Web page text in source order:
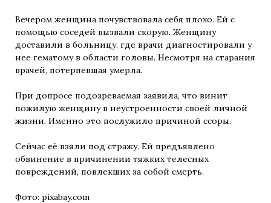
Вечером женщина почувствовала себя плохо. Ей с
помощью соседей вызвали скорую. Женщину
доставили в больницу, где врачи диагностировали у
нее гематому в области головы. Несмотря на старания
врачей, потерпевшая умерла.
При допросе подозреваемая заявила, что винит
пожилую женщину в неустроенности своей личной
жизни. Именно это послужило причиной ссоры.
Сейчас её взяли под стражу. Ей предъявлено
обвинение в причинении тяжких телесных
повреждений, повлекших за собой смерть.
Фото: pixabay.com